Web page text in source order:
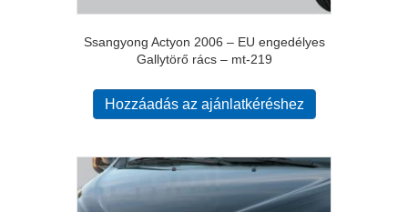
Ssangyong Actyon 2006 – EU engedélyes
Gallytörő rács – mt-219
Hozzáadás az ajánlatkéréshez